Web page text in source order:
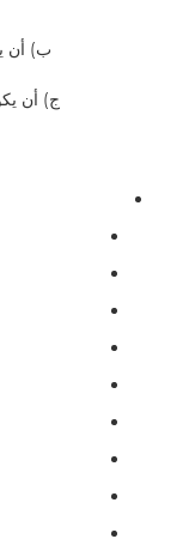
ب) أن
ج) أن